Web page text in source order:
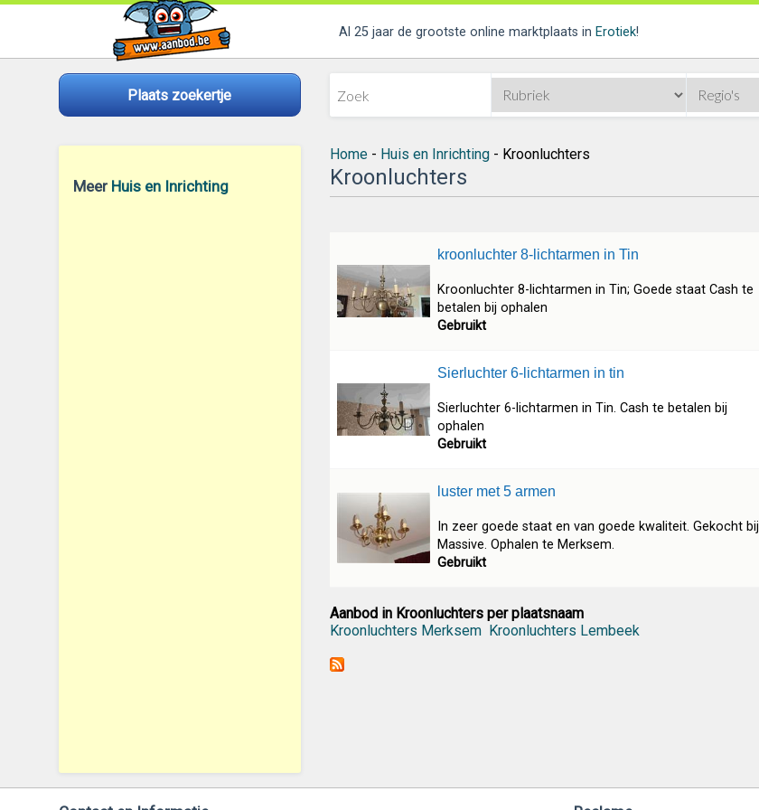
Al 25 jaar de grootste online marktplaats in Erotiek!
Plaats zoekertje
Meer Huis en Inrichting
Home- Huis en Inrichting- Kroonluchters
Kroonluchters
kroonluchter 8-lichtarmen in Tin
Kroonluchter 8-lichtarmen in Tin; Goede staat Cash te
betalen bij ophalen
Gebruikt
Sierluchter 6-lichtarmen in tin
Sierluchter 6-lichtarmen in Tin. Cash te betalen bij
ophalen
Gebruikt
luster met 5 armen
In zeer goede staat en van goede kwaliteit. Gekocht bij
Massive. Ophalen te Merksem.
Gebruikt
Aanbod in Kroonluchters per plaatsnaam
Kroonluchters Merksem Kroonluchters Lembeek